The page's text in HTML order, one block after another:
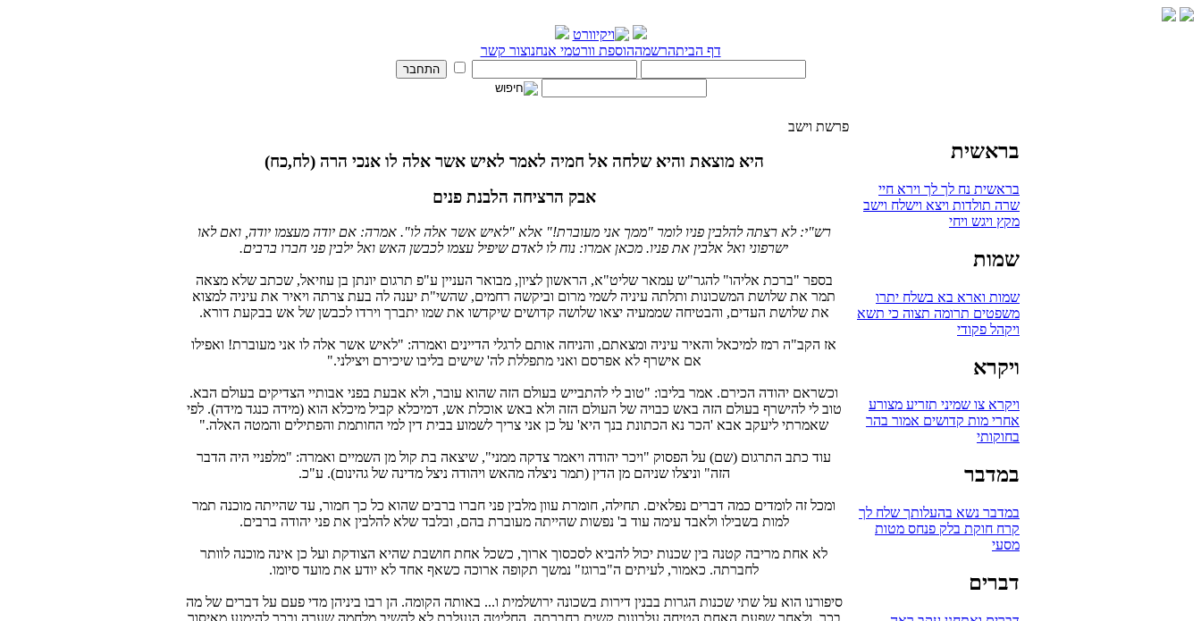
דף הביתהרשמההוספת וורטמי אנחנוצור קשר
בראשית
בראשית נח לך לך וירא חיי
שרה תולדות ויצא וישלח וישב
מקץ ויגש ויחי
שמות
שמות וארא בא בשלח יתרו
משפטים תרומה תצוה כי תשא
ויקהל פקודי
ויקרא
ויקרא צו שמיני תזריע מצורע
אחרי מות קדושים אמור בהר
בחוקותי
במדבר
במדבר נשא בהעלותך שלח לך
קרח חוקת בלק פנחס מטות
מסעי
דברים
פרשת וישב
היא מוצאת והיא שלחה אל חמיה לאמר לאיש אשר אלה לו אנכי הרה (לח,כח)
אבק הרציחה הלבנת פנים
רש"י: לא רצתה להלבין פניו לומר "ממך אני מעוברת!" אלא "לאיש אשר אלה לו". אמרה: אם יודה מעצמו יודה, ואם לאו
ישרפוני ואל אלבין את פניו. מכאן אמרו: נוח לו לאדם שיפיל עצמו לכבשן האש ואל ילבין פני חברו ברבים.
בספר "ברכת אליהו" להגר"ש עמאר שליט"א, הראשון לציון, מבואר העניין ע"פ תרגום יונתן בן עוזיאל, שכתב שלא מצאה
תמר את שלושת המשכונות ותלתה עיניה לשמי מרום וביקשה רחמים, שהשי"ת יענה לה בעת צרתה ויאיר את עיניה למצוא
את שלושת העדים, והבטיחה שממעיה יצאו שלושה קדושים שיקדשו את שמו יתברך וירדו לכבשן של אש בבקעת דורא.
אז הקב"ה רמז למיכאל והאיר עיניה ומצאתם, והניחה אותם לרגלי הדיינים ואמרה: "לאיש אשר אלה לו אני מעוברת! ואפילו
אם אישרף לא אפרסם ואני מתפללת לה' שישים בליבו שיכירם ויצילני."
וכשראם יהודה הכירם. אמר בליבו: "טוב לי להתבייש בעולם הזה שהוא עובר, ולא אבעת בפני אבותיי הצדיקים בעולם הבא.
טוב לי להישרף בעולם הזה באש כבויה של העולם הזה ולא באש אוכלת אש, דמיכלא קביל מיכלא הוא (מידה כנגד מידה). לפי
שאמרתי ליעקב אבא 'הכר נא הכתונת בנך היא' על כן אני צריך לשמוע בבית דין למי החותמת והפתילים והמטה האלה."
עוד כתב התרגום (שם) על הפסוק "ויכר יהודה ויאמר צדקה ממני", שיצאה בת קול מן השמיים ואמרה: "מלפניי היה הדבר
הזה" וניצלו שניהם מן הדין (תמר ניצלה מהאש ויהודה ניצל מדינה של גהינום). ע"כ.
ומכל זה לומדים כמה דברים נפלאים. תחילה, חומרת עוון מלבין פני חברו ברבים שהוא כל כך חמור, עד שהייתה מוכנה תמר
למות בשבילו ולאבד עימה עוד ב' נפשות שהייתה מעוברת בהם, ובלבד שלא להלבין את פני יהודה ברבים.
לא אחת מריבה קטנה בין שכנות יכול להביא לסכסוך ארוך, כשכל אחת חושבת שהיא הצודקת ועל כן אינה מוכנה לוותר
לחברתה. כאמור, לעיתים ה"ברוגז" נמשך תקופה ארוכה כשאף אחד לא יודע את מועד סיומו.
סיפורנו הוא על שתי שכנות הגרות בבנין דירות בשכונה ירושלמית ו... באותה הקומה. הן רבו ביניהן מדי פעם על דברים של מה